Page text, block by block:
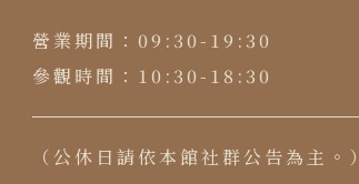
營業期間： 09:30-19:30
參觀時間： 10:30-18:30
（公休日請依本館社群公告為主。）